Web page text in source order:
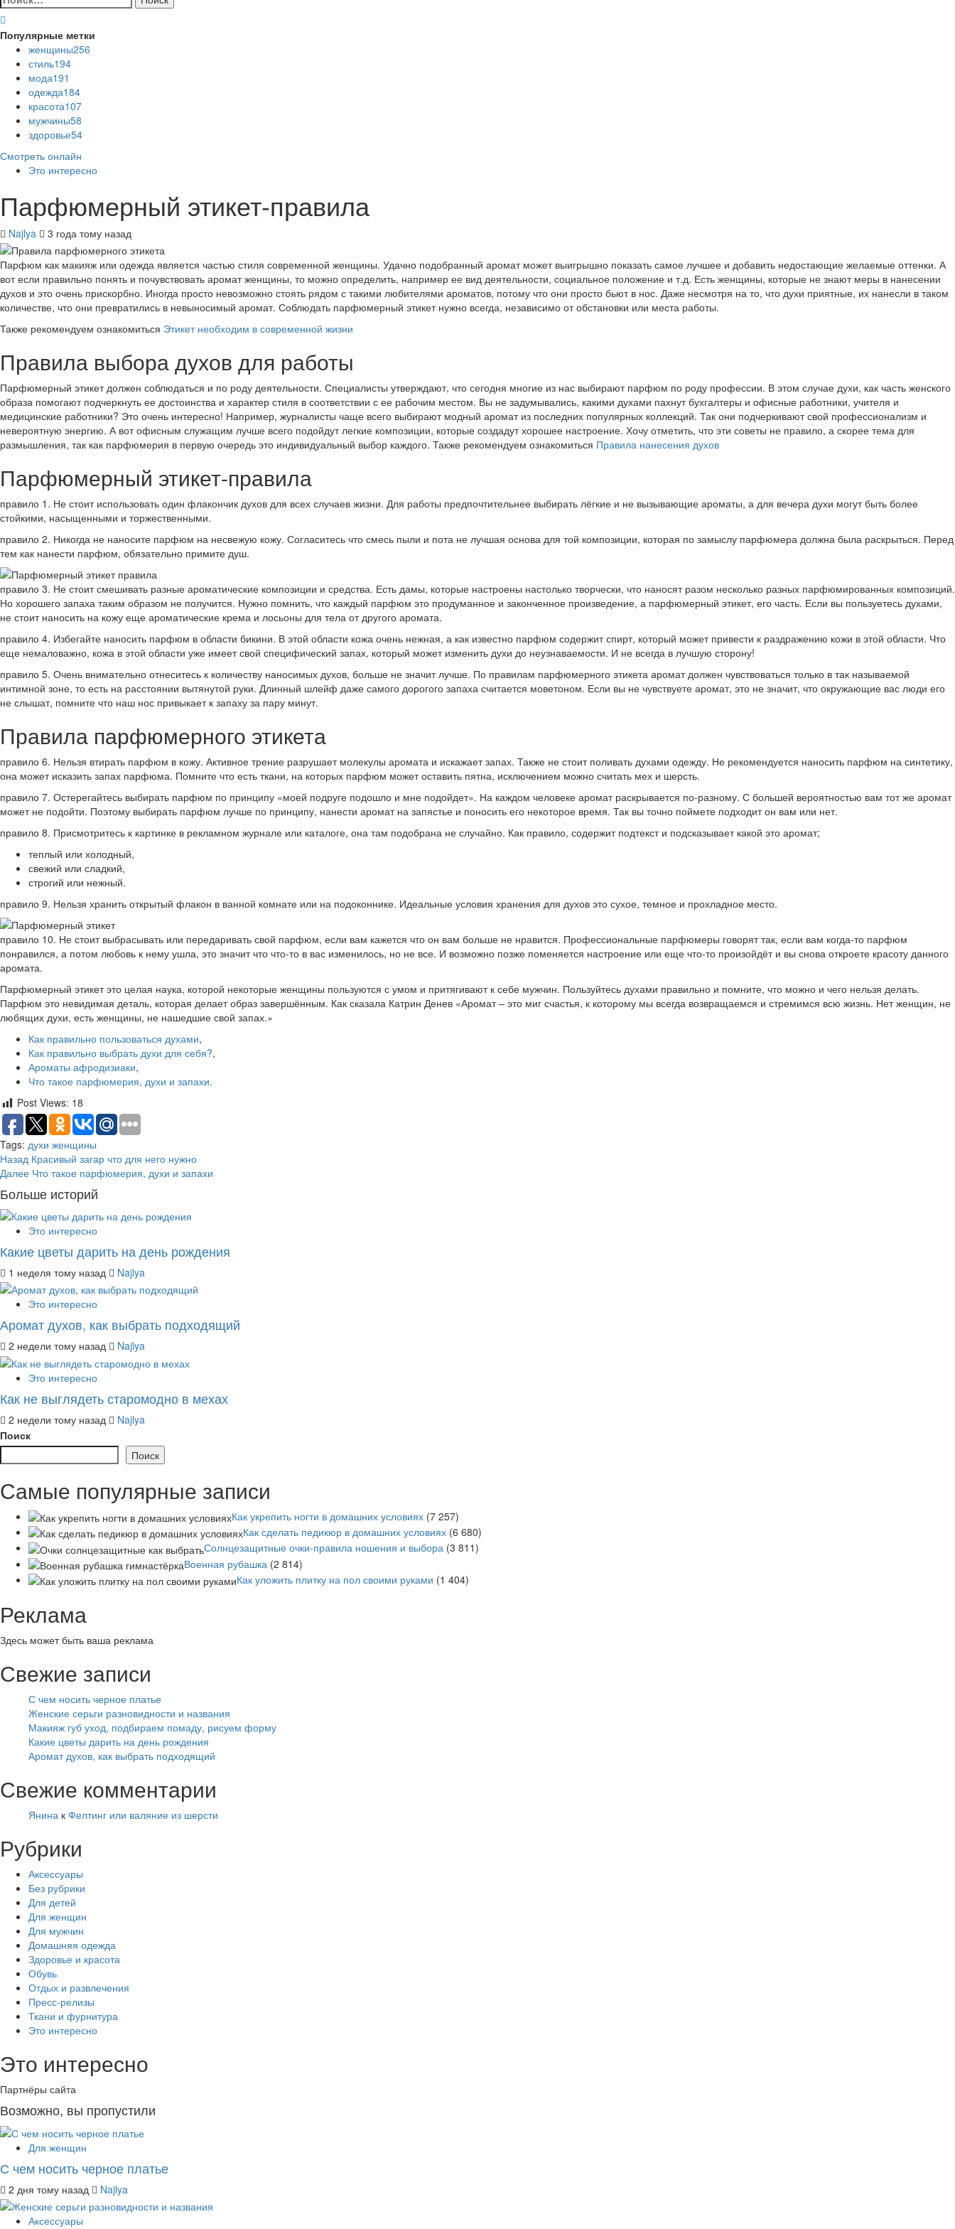
Популярные метки
женщины256
стиль194
мода191
одежда184
красота107
мужчины58
здоровье54
Смотреть онлайн
Это интересно
Парфюмерный этикет-правила
Najlya 3 года тому назад
Парфюм как макияж или одежда является частью стиля современной женщины. Удачно подобранный аромат может выигрышно показать самое лучшее и добавить недостающие желаемые оттенки. А
вот если правильно понять и почувствовать аромат женщины, то можно определить, например ее вид деятельности, социальное положение и т.д. Есть женщины, которые не знают меры в нанесении
духов и это очень прискорбно. Иногда просто невозможно стоять рядом с такими любителями ароматов, потому что они просто бьют в нос. Даже несмотря на то, что духи приятные, их нанесли в таком
количестве, что они превратились в невыносимый аромат. Соблюдать парфюмерный этикет нужно всегда, независимо от обстановки или места работы.
Также рекомендуем ознакомиться Этикет необходим в современной жизни
Правила выбора духов для работы
Парфюмерный этикет должен соблюдаться и по роду деятельности. Специалисты утверждают, что сегодня многие из нас выбирают парфюм по роду профессии. В этом случае духи, как часть женского
образа помогают подчеркнуть ее достоинства и характер стиля в соответствии с ее рабочим местом. Вы не задумывались, какими духами пахнут бухгалтеры и офисные работники, учителя и
медицинские работники? Это очень интересно! Например, журналисты чаще всего выбирают модный аромат из последних популярных коллекций. Так они подчеркивают свой профессионализм и
невероятную энергию. А вот офисным служащим лучше всего подойдут легкие композиции, которые создадут хорошее настроение. Хочу отметить, что эти советы не правило, а скорее тема для
размышления, так как парфюмерия в первую очередь это индивидуальный выбор каждого. Также рекомендуем ознакомиться Правила нанесения духов
Парфюмерный этикет-правила
правило 1. Не стоит использовать один флакончик духов для всех случаев жизни. Для работы предпочтительнее выбирать лёгкие и не вызывающие ароматы, а для вечера духи могут быть более
стойкими, насыщенными и торжественными.
правило 2. Никогда не наносите парфюм на несвежую кожу. Согласитесь что смесь пыли и пота не лучшая основа для той композиции, которая по замыслу парфюмера должна была раскрыться. Перед
тем как нанести парфюм, обязательно примите душ.
правило 3. Не стоит смешивать разные ароматические композиции и средства. Есть дамы, которые настроены настолько творчески, что наносят разом несколько разных парфюмированных композиций.
Но хорошего запаха таким образом не получится. Нужно помнить, что каждый парфюм это продуманное и законченное произведение, а парфюмерный этикет, его часть. Если вы пользуетесь духами,
не стоит наносить на кожу еще ароматические крема и лосьоны для тела от другого аромата.
правило 4. Избегайте наносить парфюм в области бикини. В этой области кожа очень нежная, а как известно парфюм содержит спирт, который может привести к раздражению кожи в этой области. Что
еще немаловажно, кожа в этой области уже имеет свой специфический запах, который может изменить духи до неузнаваемости. И не всегда в лучшую сторону!
правило 5. Очень внимательно отнеситесь к количеству наносимых духов, больше не значит лучше. По правилам парфюмерного этикета аромат должен чувствоваться только в так называемой
интимной зоне, то есть на расстоянии вытянутой руки. Длинный шлейф даже самого дорогого запаха считается моветоном. Если вы не чувствуете аромат, это не значит, что окружающие вас люди его
не слышат, помните что наш нос привыкает к запаху за пару минут.
Правила парфюмерного этикета
правило 6. Нельзя втирать парфюм в кожу. Активное трение разрушает молекулы аромата и искажает запах. Также не стоит поливать духами одежду. Не рекомендуется наносить парфюм на синтетику,
она может исказить запах парфюма. Помните что есть ткани, на которых парфюм может оставить пятна, исключением можно считать мех и шерсть.
правило 7. Остерегайтесь выбирать парфюм по принципу «моей подруге подошло и мне подойдет». На каждом человеке аромат раскрывается по-разному. С большей вероятностью вам тот же аромат
может не подойти. Поэтому выбирать парфюм лучше по принципу, нанести аромат на запястье и поносить его некоторое время. Так вы точно поймете подходит он вам или нет.
правило 8. Присмотритесь к картинке в рекламном журнале или каталоге, она там подобрана не случайно. Как правило, содержит подтекст и подсказывает какой это аромат;
теплый или холодный,
свежий или сладкий,
строгий или нежный.
правило 9. Нельзя хранить открытый флакон в ванной комнате или на подоконнике. Идеальные условия хранения для духов это сухое, темное и прохладное место.
правило 10. Не стоит выбрасывать или передаривать свой парфюм, если вам кажется что он вам больше не нравится. Профессиональные парфюмеры говорят так, если вам когда-то парфюм
понравился, а потом любовь к нему ушла, это значит что что-то в вас изменилось, но не все. И возможно позже поменяется настроение или еще что-то произойдёт и вы снова откроете красоту данного
аромата.
Парфюмерный этикет это целая наука, которой некоторые женщины пользуются с умом и притягивают к себе мужчин. Пользуйтесь духами правильно и помните, что можно и чего нельзя делать.
Парфюм это невидимая деталь, которая делает образ завершённым. Как сказала Катрин Денев «Аромат – это миг счастья, к которому мы всегда возвращаемся и стремимся всю жизнь. Нет женщин, не
любящих духи, есть женщины, не нашедшие свой запах.»
Как правильно пользоваться духами,
Как правильно выбрать духи для себя?,
Ароматы афродизиаки,
Что такое парфюмерия, духи и запахи.
Post Views: 18
Tags: духи женщины
Post
navigation
Назад Красивый загар что для него нужно
Далее Что такое парфюмерия, духи и запахи
Больше историй
Это интересно
Какие цветы дарить на день рождения
1 неделя тому назад Najlya
Это интересно
Аромат духов, как выбрать подходящий
2 недели тому назад Najlya
Это интересно
Как не выглядеть старомодно в мехах
2 недели тому назад
Najlya
Поиск
Поиск
Самые популярные записи
Как укрепить ногти в домашних условиях (7 257)
Как сделать педикюр в домашних условиях (6 680)
Солнцезащитные очки-правила ношения и выбора (3 811)
Военная рубашка (2 814)
Как уложить плитку на пол своими руками (1 404)
Реклама
Здесь может быть ваша реклама
Свежие записи
С чем носить черное платье
Женские серьги разновидности и названия
Макияж губ уход, подбираем помаду, рисуем форму
Какие цветы дарить на день рождения
Аромат духов, как выбрать подходящий
Свежие комментарии
Янина к Фелтинг или валяние из шерсти
Рубрики
Аксессуары
Без рубрики
Для детей
Для женщин
Для мужчин
Домашняя одежда
Здоровье и красота
Обувь
Отдых и развлечения
Пресс-релизы
Ткани и фурнитура
Это интересно
Это интересно
Партнёры сайта
Возможно, вы пропустили
Для женщин
С чем носить черное платье
2 дня тому назад Najlya
Аксессуары